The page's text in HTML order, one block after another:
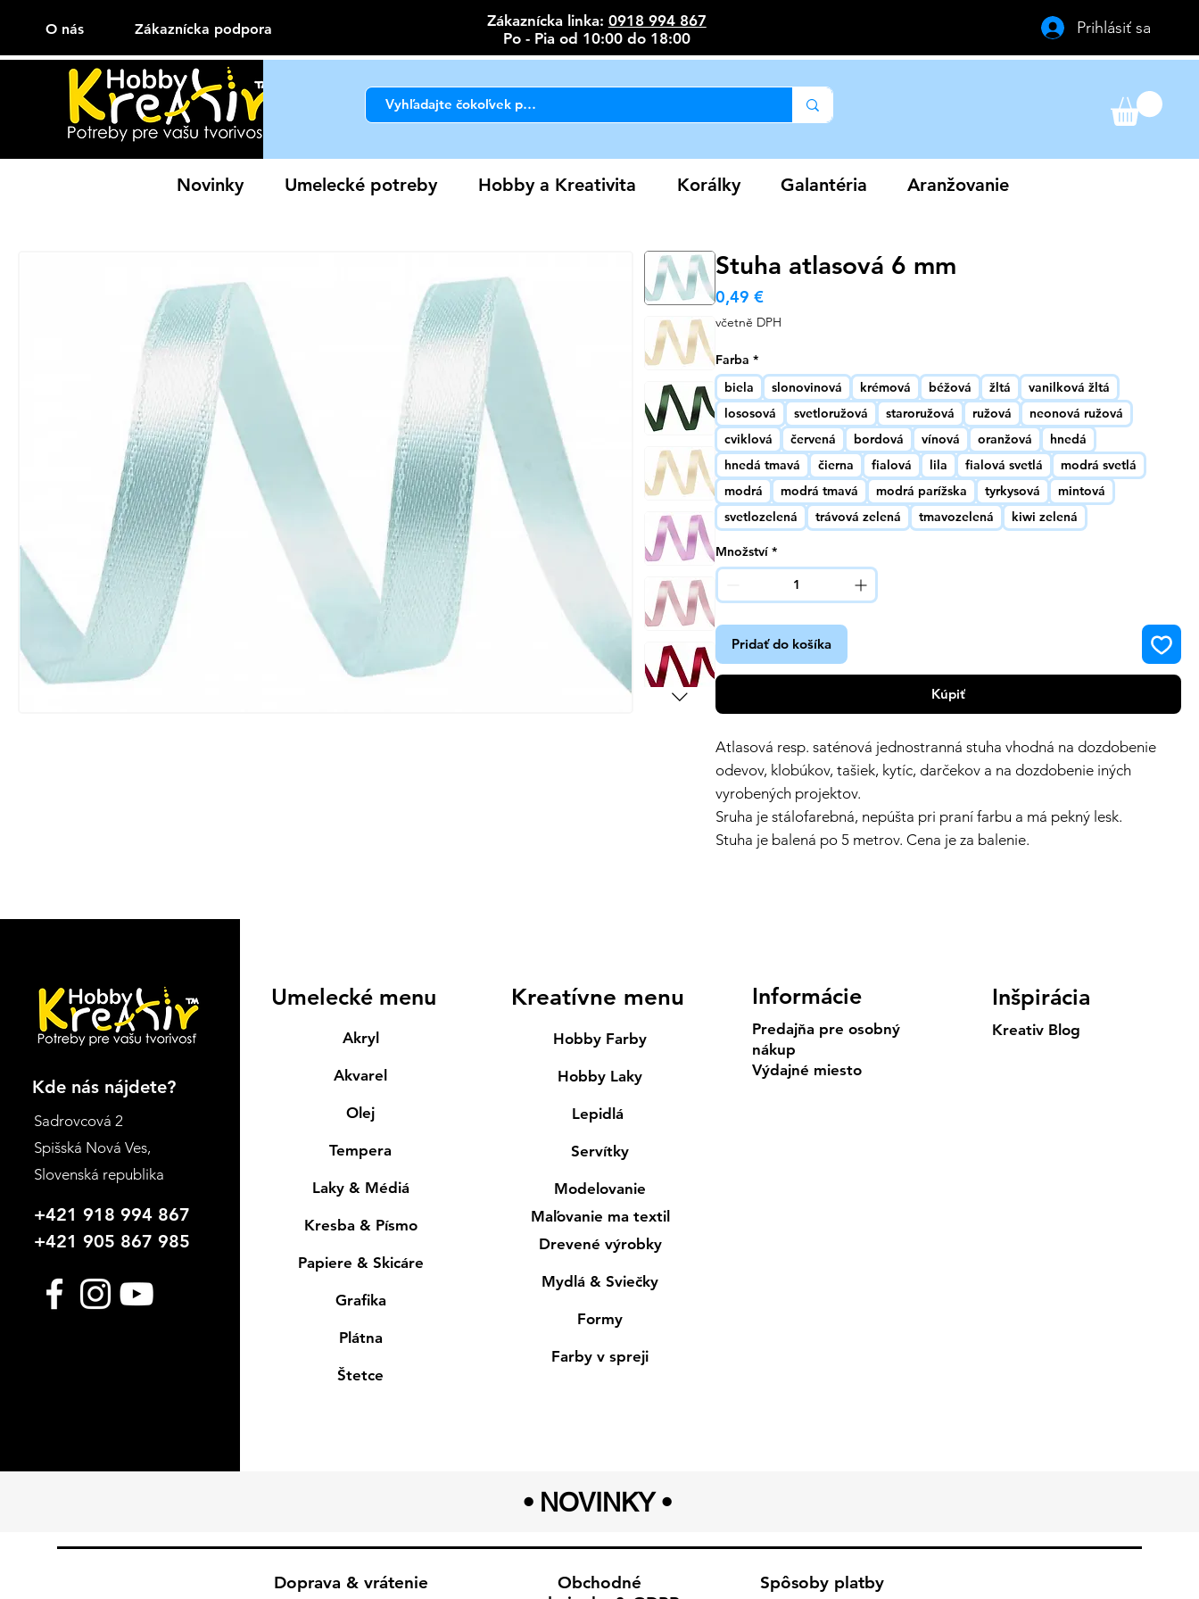
O nás Zákaznícka podpora Zákaznícka linka: 0918 994 867
Po - Pia od 10:00 do 18:00
Prihlásiť sa
Novinky Umelecké potreby Hobby a Kreativita Korálky Galantéria Aranžovanie
Stuha atlasová 6 mm
0,49 €Cena
včetně DPH
Farba *
biela
slonovinová krémová béžová žltá
vanilková žltá
lososová
svetloružová staroružová ružová
neonová ružová
cviklová
červená bordová vínová oranžová
hnedá
hnedá tmavá
čierna fialová lila fialová svetlá
modrá svetlá
modrá
modrá tmavá modrá parížska tyrkysová
mintová
svetlozelená
trávová zelená tmavozelená kiwi zelená
Množství *
Pridať do košíka
Kúpiť
Atlasová resp. saténová jednostranná stuha vhodná na dozdobenie
odevov, klobúkov, tašiek, kytíc, darčekov a na dozdobenie iných
vyrobených projektov.
Sruha je stálofarebná, nepúšta pri praní farbu a má pekný lesk.
Stuha je balená po 5 metrov. Cena je za balenie.
Kde nás nájdete?
Sadrovcová 2
Spišská Nová Ves,
Slovenská republika
+421 918 994 867
+421 905 867 985
Umelecké menu
Akryl
Akvarel
Olej
Tempera
Laky & Médiá
Kresba & Písmo
Papiere & Skicáre
Grafika
Plátna
Štetce
Kreatívne menu
Hobby Farby
Hobby Laky
Lepidlá
Servítky
Modelovanie
Maľovanie ma textil
Drevené výrobky
Mydlá & Sviečky
Formy
Farby v spreji
Informácie
Predajňa pre osobný
nákup
Výdajné miesto
Inšpirácia
Kreativ Blog
• NOVINKY •
Doprava & vrátenie
Obchodné
Spôsoby platby